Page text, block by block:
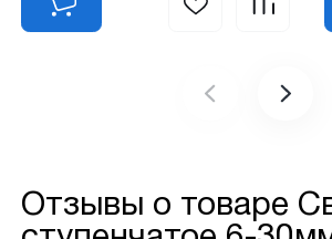
Отзывы о товаре